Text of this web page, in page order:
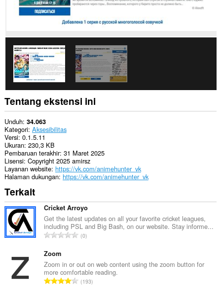
display
system
tray.
Ekstensi
ini
bisa
mengakses
tab
dan
aktivitas
browsing
Anda.
This
extension
can
an
unlimited
amount
of
client-
side
data.
Tentang ekstensi ini
Unduh 34.063
Kategori Aksesibilitas
Versi 0.1.5.11
Ukuran 230,3 KB
Pembaruan terakhir 31 Maret 2025
Lisensi Copyright 2025 amirsz
Layanan website https://vk.com/animehunter_vk
Halaman dukungan https://vk.com/animehunter_vk
Terkait
Cricket Arroyo
Get the latest updates on all your favorite cricket leagues,
including PSL and Big Bash, on our website. Stay informe...
J
l
a
h
0
Zoom
Zoom in or out on web content using the zoom button for
more comfortable reading.
J193